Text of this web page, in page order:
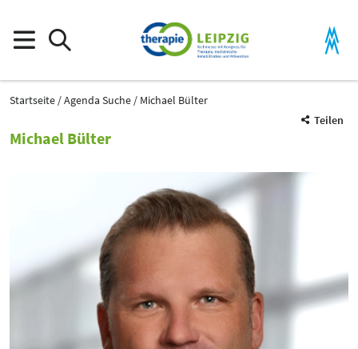
Startseite Agenda Suche
Michael Bülter
Teilen
Michael Bülter